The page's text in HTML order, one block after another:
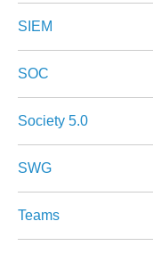
SIEM
SOC
Society 5.0
SWG
Teams